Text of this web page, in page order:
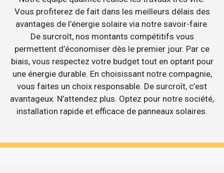
Vous profiterez de fait dans les meilleurs délais des
avantages de l’énergie solaire via notre savoir-faire.
De surcroît, nos montants compétitifs vous
permettent d’économiser dès le premier jour. Par ce
biais, vous respectez votre budget tout en optant pour
une énergie durable. En choisissant notre compagnie,
vous faites un choix responsable. De surcroît, c’est
avantageux. N’attendez plus. Optez pour notre société,
installation rapide et efficace de panneaux solaires.